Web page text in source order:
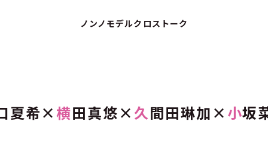
ノンノモデルクロストーク
夏希×横田真悠×久間田琳加× 小坂